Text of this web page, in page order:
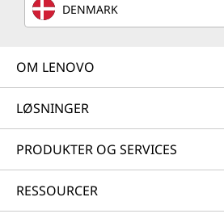
DENMARK
OM LENOVO
LØSNINGER
PRODUKTER OG SERVICES
RESSOURCER